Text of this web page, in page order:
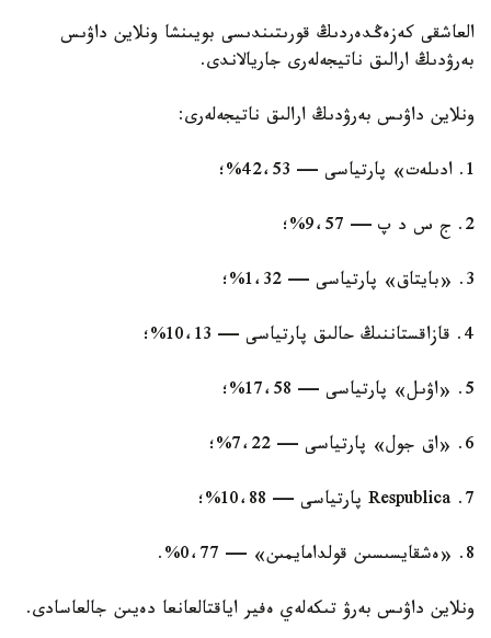
العاشقى كەزەڭدەردىڭ قورىتىندىسى بويىنشا ونلاين داۋىس
بەرۋدىڭ ارالىق ناتيجەلەرى جاريالاندى.
ونلاين داۋىس بەرۋدىڭ ارالىق ناتيجەلەرى:
1. ادىلەت» پارتياسى — 42،53%؛
2. ج س د پ — 9،57%؛
3. «بايتاق» پارتياسى — 1،32%؛
4. قازاقستاننىڭ حالىق پارتياسى — 10،13%؛
5. «اۋىل» پارتياسى — 17،58%؛
6. «اق جول» پارتياسى — 7،22%؛
7. Respublica پارتياسى — 10،88%؛
8. «ەشقايسىسىن قولدامايمىن» — 0،77%.
ونلاين داۋىس بەرۋ تىكەلەي ەفير اياقتالعانعا دەيىن جالعاسادى.